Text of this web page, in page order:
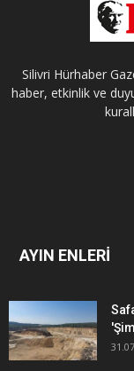
Silivri Hürhaber
haber, etkinlik ve
AYIN ENLERİ